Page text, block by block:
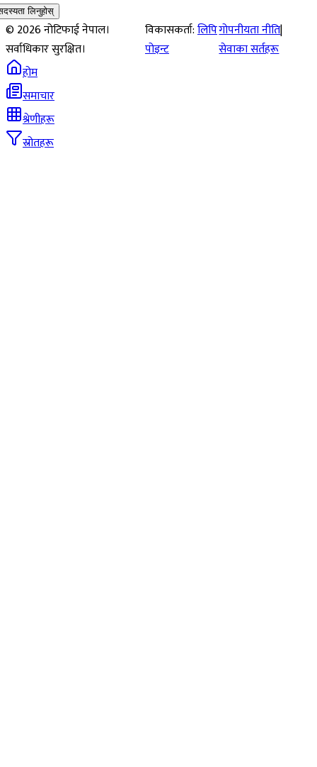
लिनुहोस्
©2026नोटिफाई नेपाल।
सर्वाधिकार सुरक्षित।
विकासकर्ता:लिपि
पोइन्ट
गोपनीयता नीति|
सेवाका सर्तहरू
होम
समाचार
श्रेणीहरू
स्रोतहरू